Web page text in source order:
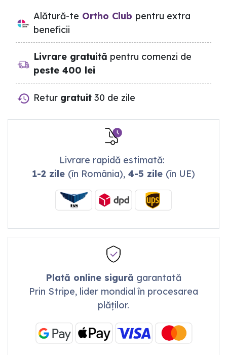
Alătură-te Ortho Club pentru extra
beneficii
Livrare gratuită pentru comenzi de
peste 400 lei
Retur gratuit 30 de zile
Livrare rapidă estimată:
1-2 zile (în România),4-5 zile (în UE)
Plată online sigură garantată
Prin Stripe, lider mondial în procesarea
plăților.